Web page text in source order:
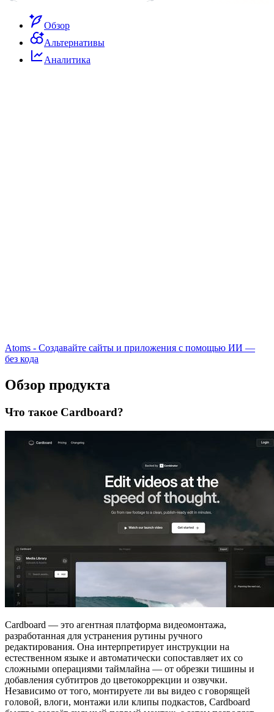
Обзор
Альтернативы
Аналитика
Atoms - Создавайте сайты и приложения с помощью ИИ —
без кода
Обзор продукта
Что такое Cardboard?
Cardboard — это агентная платформа видеомонтажа,
разработанная для устранения рутины ручного
редактирования. Она интерпретирует инструкции на
естественном языке и автоматически сопоставляет их со
сложными операциями таймлайна — от обрезки тишины и
добавления субтитров до цветокоррекции и озвучки.
Независимо от того, монтируете ли вы видео с говорящей
головой, влоги, монтажи или клипы подкастов, Cardboard